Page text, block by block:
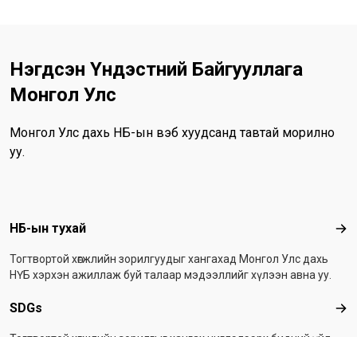
Нэгдсэн Үндэстний Байгууллага
Монгол Улс
Монгол Улс дахь НҮБ-ын вэб хуудсанд тавтай морилно
уу.
Footer menu
НҮБ-ын тухай
Тогтвортой хөгжлийн зорилгуудыг хангахад Монгол Улс дахь
НҮБ хэрхэн ажиллаж буй талаар мэдээллийг хүлээн авна уу.
SDGs